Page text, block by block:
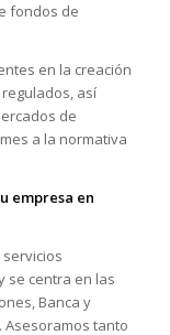
fondos de
en la creación
así
de
a la normativa
empresa en
se centra en las
Banca y
Asesoramos tanto